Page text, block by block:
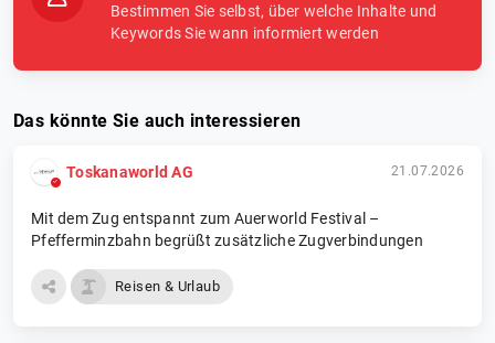
Bestimmen Sie selbst, über welche Inhalte und
Keywords Sie wann informiert werden
Das könnte Sie auch interessieren
Toskanaworld AG 21.07.2026
Mit dem Zug entspannt zum Auerworld Festival –
Pfefferminzbahn begrüßt zusätzliche Zugverbindungen
Reisen & Urlaub